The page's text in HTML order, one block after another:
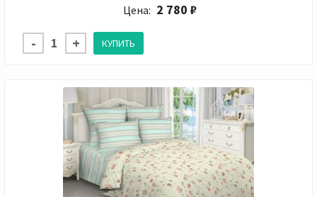
Цена: 2 780 ₽